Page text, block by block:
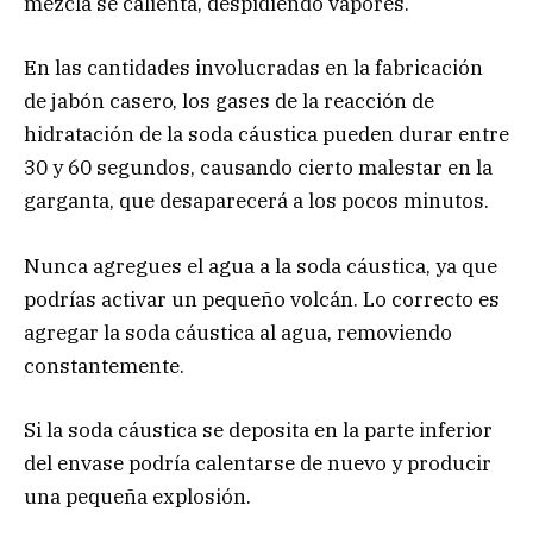
En las cantidades involucradas en la fabricación
de jabón casero, los gases de la reacción de
hidratación de la soda cáustica pueden durar entre
30 y 60 segundos, causando cierto malestar en la
garganta, que desaparecerá a los pocos minutos.
Nunca agregues el agua a la soda cáustica, ya que
podrías activar un pequeño volcán. Lo correcto es
agregar la soda cáustica al agua, removiendo
constantemente.
Si la soda cáustica se deposita en la parte inferior
del envase podría calentarse de nuevo y producir
una pequeña explosión.